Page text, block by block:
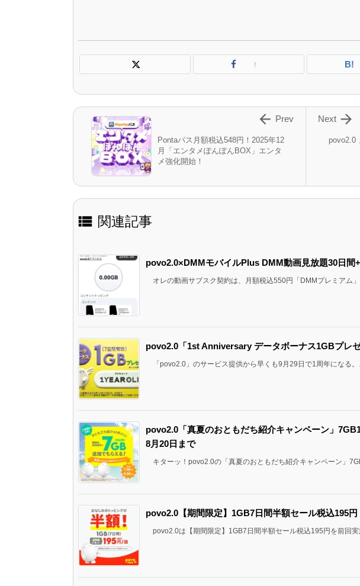
! B!
povo2.0

Next
Pontaパス月額税込548円！2025年12
月「エンタメぽんぽんBOX」エンタ
メ強化開始！
 Prev
 関連記事
povo2.0×DMMモバイルPlus DMM動画見放題30日間
オレの動画サブスク契約は、月額税込550円「DMMプレミアム
povo2.0「1st Anniversary データボーナス1GBプレ
「povo2.0」のサービス提供から早くも9月29日で1周年になる。
povo2.0「真夏のおともだち紹介キャンペーン」
8月20日まで
キターッ！povo2.0の「真夏のおともだち紹介キャンペーン」
povo2.0【期間限定】1GB7日間半額セール税込195
povo2.0は【期間限定】1GB7日間半額セール税込195円を前回実